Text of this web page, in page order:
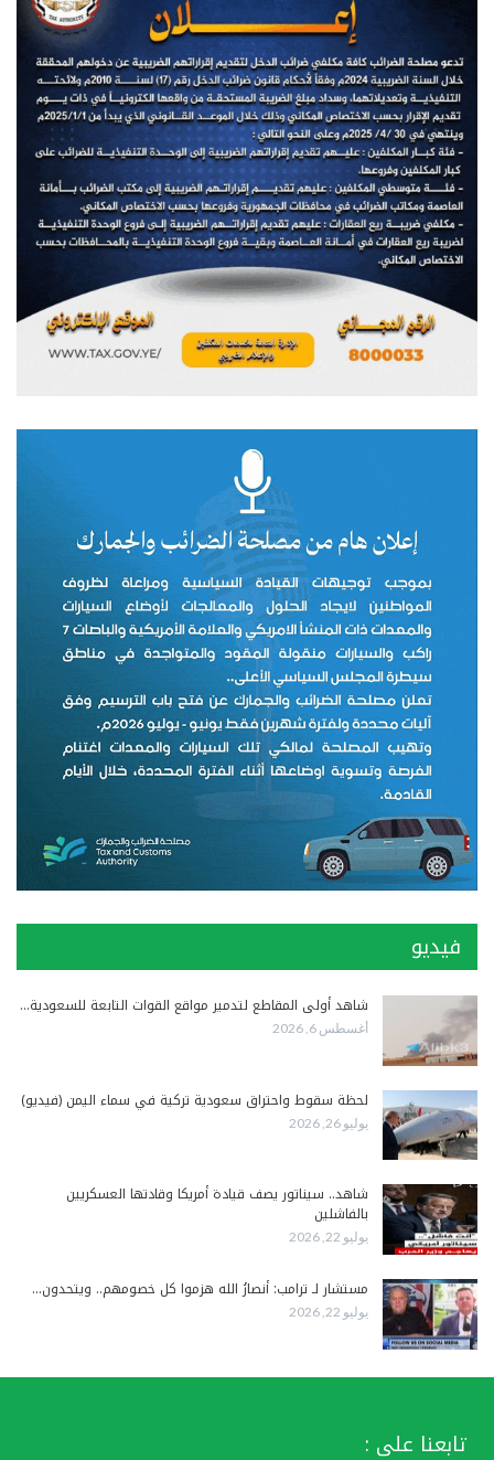
فيديو
شاهد أولى المقاطع لتدمير مواقع القوات التابعة للسعودية…
أغسطس 6, 2026
لحظة سقوط واحتراق سعودية تركية في سماء اليمن (فيديو)
يوليو 26, 2026
شاهد.. سيناتور يصف قيادة أمريكا وقادتها العسكريين
بالفاشلين
يوليو 22, 2026
مستشار لـ ترامب: أنصارُ الله هزموا كل خصومهم.. ويتحدون…
يوليو 22, 2026
تابعنا على :